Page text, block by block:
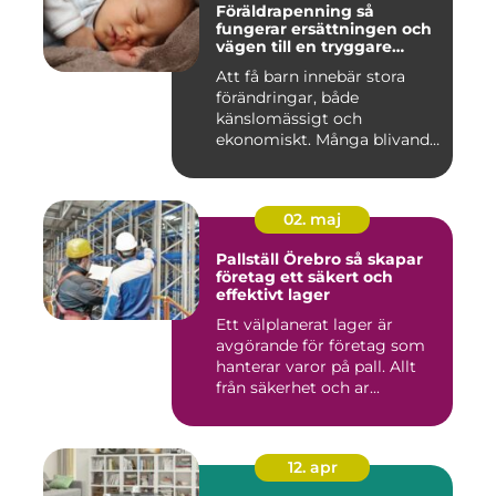
Föräldrapenning så
fungerar ersättningen och
vägen till en tryggare
Att få barn innebär stora
förändringar, både
känslomässigt och
ekonomiskt. Många blivande
02. maj
Pallställ Örebro så skapar
företag ett säkert och
effektivt lager
Ett välplanerat lager är
avgörande för företag som
hanterar varor på pall. Allt
från säkerhet och ar...
12. apr